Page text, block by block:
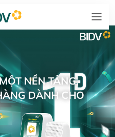
NỀN TẢNG,
DÀNH CHO